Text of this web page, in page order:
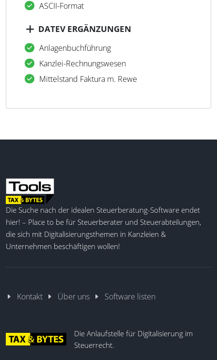
ASCII-Format
DATEV ERGÄNZUNGEN
Anlagenbuchführung
Kanzlei-Rechnungswesen
Mittelstand Faktura m. Rewe
Die Suche nach der idealen Steuerberatung-Software endet
hier! – Place to be für Steuerberater und Steuerabteilungen,
die sich mit Digitalisierungsthemen in Kanzleien &
Unternehmen beschäftigen wollen!
Kontakt Über uns Software listen
Die Anlaufstelle für Digitalisierung im
Steuerrecht.